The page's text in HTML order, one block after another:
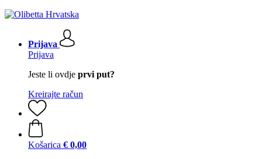
Prijava
Prijava
Jeste li ovdje prvi put?
Kreirajte račun
Košarica € 0,00